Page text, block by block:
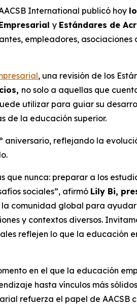
International publicó hoy
y Estándares de
empleadores,
, una revisión de los
no solo a aquellas que
utilizar para guiar su
de la educación superior.
aniversario, reflejando la
que nunca: preparar a los
sociales”, afirmó Lily Bi,
comunidad global para
y contextos diversos.
reflejen lo que la
en el que la educación
hasta vínculos más
refuerza el papel de